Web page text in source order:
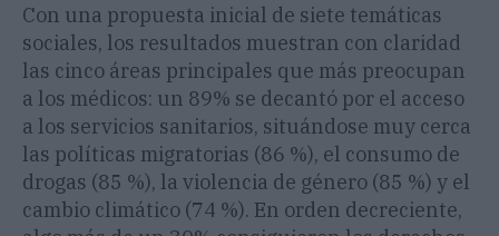
Con una propuesta inicial de siete temáticas
sociales, los resultados muestran con claridad
las cinco áreas principales que más preocupan
a los médicos: un 89% se decantó por el acceso
a los servicios sanitarios, situándose muy cerca
las políticas migratorias (86 %), el consumo de
drogas (85 %), la violencia de género (85 %) y el
cambio climático (74 %). En orden decreciente,